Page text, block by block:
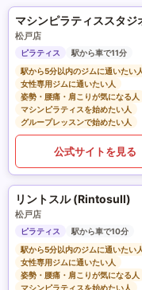
松戸店
ピラティス
駅から車で11分
駅から5分以内のジムに通いたい
女性専用ジムに通いたい人
姿勢・腰痛・肩こりが気になる人
マシンピラティスを始めたい人
グループレッスンで始めたい人
公式サイトを見る
リントスル (Rintosull)
松戸店
ピラティス
駅から車で10分
駅から5分以内のジムに通いたい
女性専用ジムに通いたい人
姿勢・腰痛・肩こりが気になる人
マシンピラティスを始めたい人